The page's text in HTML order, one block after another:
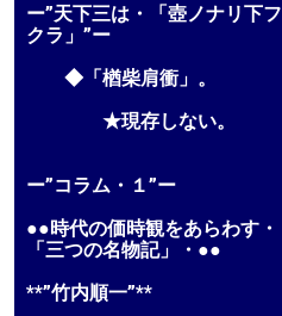
ー”天下三は・「壺ノナリ下フ
クラ」”ー
◆「楢柴肩衝」。
★現存しない。
ー”コラム・１”ー
●●時代の価時観をあらわす・
「三つの名物記」・●●
**”竹内順一”**